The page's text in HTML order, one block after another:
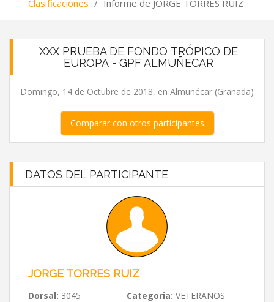
Clasificaciones / Informe de JORGE TORRES RUIZ
XXX PRUEBA DE FONDO TRÓPICO DE
EUROPA - GPF ALMUÑECAR
Domingo, 14 de Octubre de 2018, en Almuñécar (Granada)
Comparar con otros participantes
DATOS DEL PARTICIPANTE
JORGE TORRES RUIZ
Dorsal: 3045 Categoria: VETERANOS